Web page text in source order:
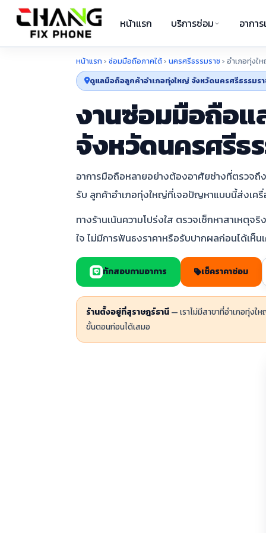
หน้าแรก บริการซ่อม อากา
หน้าแรก › ซ่อมมือถือภาคใต้› นครศรีธรรมราช › อำเภอทุ่งใ
ดูแลมือถือลูกค้าอำเภอทุ่งใหญ่ จังหวัดนครศรีธรรมร
งานซ่อมมือถือแ
จังหวัดนครศรีธ
อาการมือถือหลายอย่างต้องอาศัยช่างที่ตรวจถึ
รับ ลูกค้าอำเภอทุ่งใหญ่ที่เจอปัญหาแบบนี้ส่งเค
ทางร้านเน้นความโปร่งใส ตรวจเช็กหาสาเหตุ
ใจ ไม่มีการฟันธงราคาหรือรับปากผลก่อนได้เห็น
ทักสอบถามอาการ เช็คราคาซ่อม
ร้านตั้งอยู่ที่สุราษฎร์ธานี — เราไม่มีสาขาที่อำเภอทุ่ง
ขั้นตอนก่อนได้เสมอ